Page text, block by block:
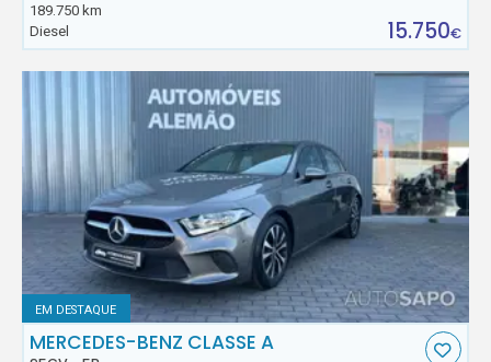
189.750 km
Diesel
15.750€
EM DESTAQUE
MERCEDES-BENZ CLASSE A